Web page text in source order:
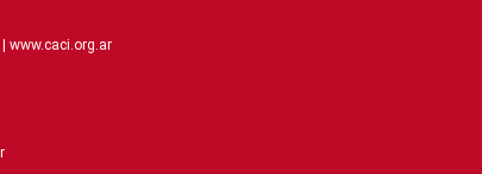
www.caci.org.ar